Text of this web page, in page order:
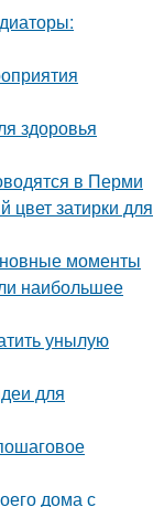
здоровья
в Перми
цвет затирки для
моменты
наибольшее
унылую
для
дома с